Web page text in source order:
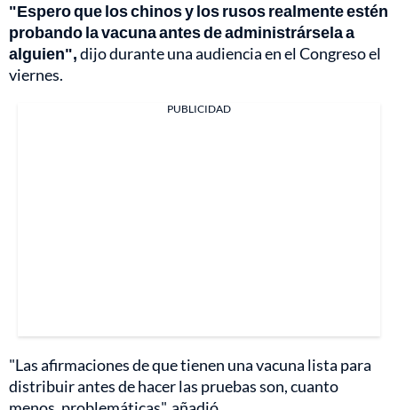
"Espero que los chinos y los rusos realmente estén
probando la vacuna antes de administrársela a
alguien",dijo durante una audiencia en el Congreso el
viernes.
PUBLICIDAD
"Las afirmaciones de que tienen una vacuna lista para
distribuir antes de hacer las pruebas son, cuanto